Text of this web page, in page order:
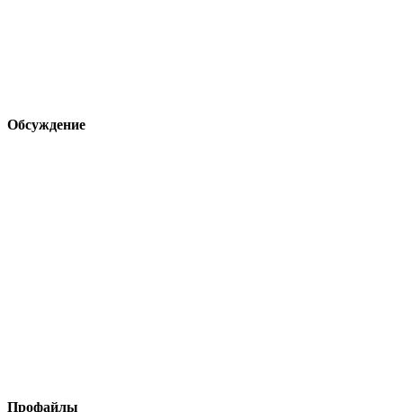
Обсуждение
Профайлы